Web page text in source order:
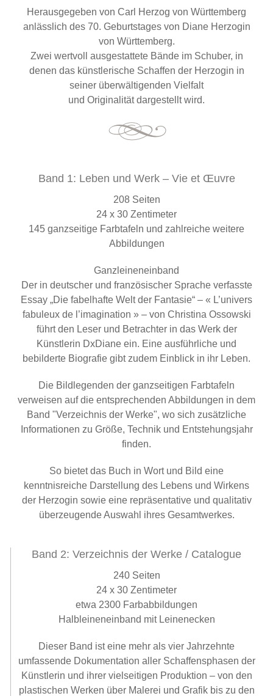
Herausgegeben von Carl Herzog von Württemberg
anlässlich des 70. Geburtstages von Diane Herzogin
von Württemberg.
Zwei wertvoll ausgestattete Bände im Schuber, in
denen das künstlerische Schaffen der Herzogin in
seiner überwältigenden Vielfalt
und Originalität dargestellt wird.
Band 1: Leben und Werk – Vie et Œuvre
208 Seiten
24 x 30 Zentimeter
145 ganzseitige Farbtafeln und zahlreiche weitere
Abbildungen
Ganzleineneinband
Der in deutscher und französischer Sprache verfasste
Essay „Die fabelhafte Welt der Fantasie“ – « L’univers
fabuleux de l’imagination » – von Christina Ossowski
führt den Leser und Betrachter in das Werk der
Künstlerin DxDiane ein. Eine ausführliche und
bebilderte Biografie gibt zudem Einblick in ihr Leben.
Die Bildlegenden der ganzseitigen Farbtafeln
verweisen auf die entsprechenden Abbildungen in dem
Band "Verzeichnis der Werke", wo sich zusätzliche
Informationen zu Größe, Technik und Entstehungsjahr
finden.
So bietet das Buch in Wort und Bild eine
kenntnisreiche Darstellung des Lebens und Wirkens
der Herzogin sowie eine repräsentative und qualitativ
überzeugende Auswahl ihres Gesamtwerkes.
Band 2: Verzeichnis der Werke / Catalogue
240 Seiten
24 x 30 Zentimeter
etwa 2300 Farbabbildungen
Halbleineneinband mit Leinenecken
Dieser Band ist eine mehr als vier Jahrzehnte
umfassende Dokumentation aller Schaffensphasen der
Künstlerin und ihrer vielseitigen Produktion – von den
plastischen Werken über Malerei und Grafik bis zu den